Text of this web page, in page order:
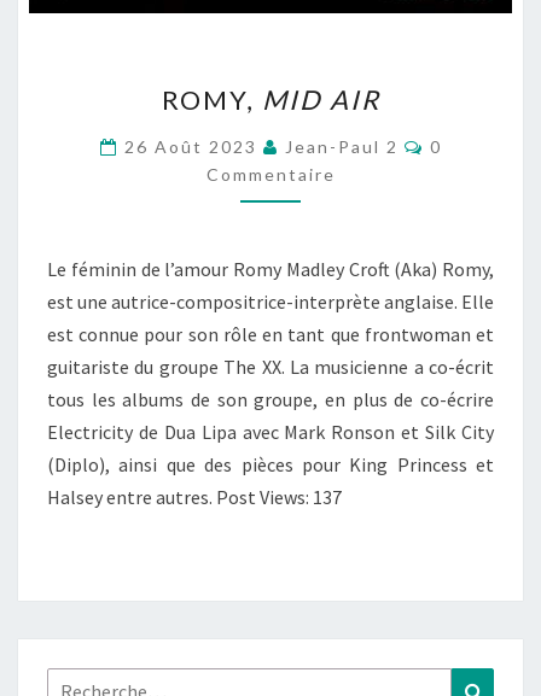
MID
AIR
ROMY, MID AIR
26 Août 2023 Jean-Paul 2
0
Commentaire
Le féminin de l’amour Romy Madley Croft (Aka) Romy,
est une autrice-compositrice-interprète anglaise. Elle
est connue pour son rôle en tant que frontwoman et
guitariste du groupe The XX. La musicienne a co-écrit
tous les albums de son groupe, en plus de co-écrire
Electricity de Dua Lipa avec Mark Ronson et Silk City
(Diplo), ainsi que des pièces pour King Princess et
Halsey entre autres. Post Views: 137
Rechercher :